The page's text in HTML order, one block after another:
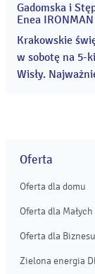
Gadomska i
Enea
Krakowskie
w sobotę na 5-
Wisły.
Oferta
Oferta dla domu
Oferta dla
Oferta dla Biznesu
Zielona energia